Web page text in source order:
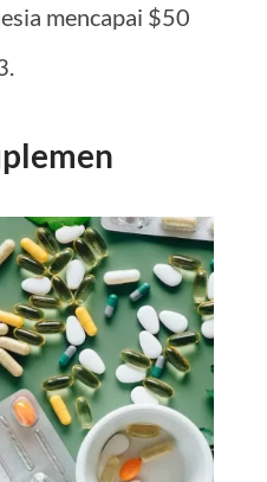
mencapai $50